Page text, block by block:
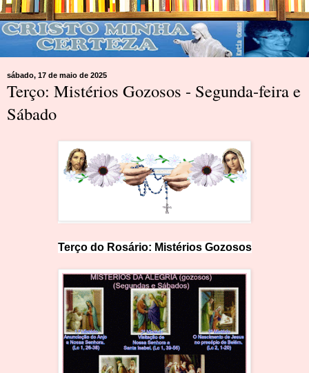
sábado, 17 de maio de 2025
Terço: Mistérios Gozosos - Segunda-feira e
Sábado
Terço do Rosário: Mistérios Gozosos